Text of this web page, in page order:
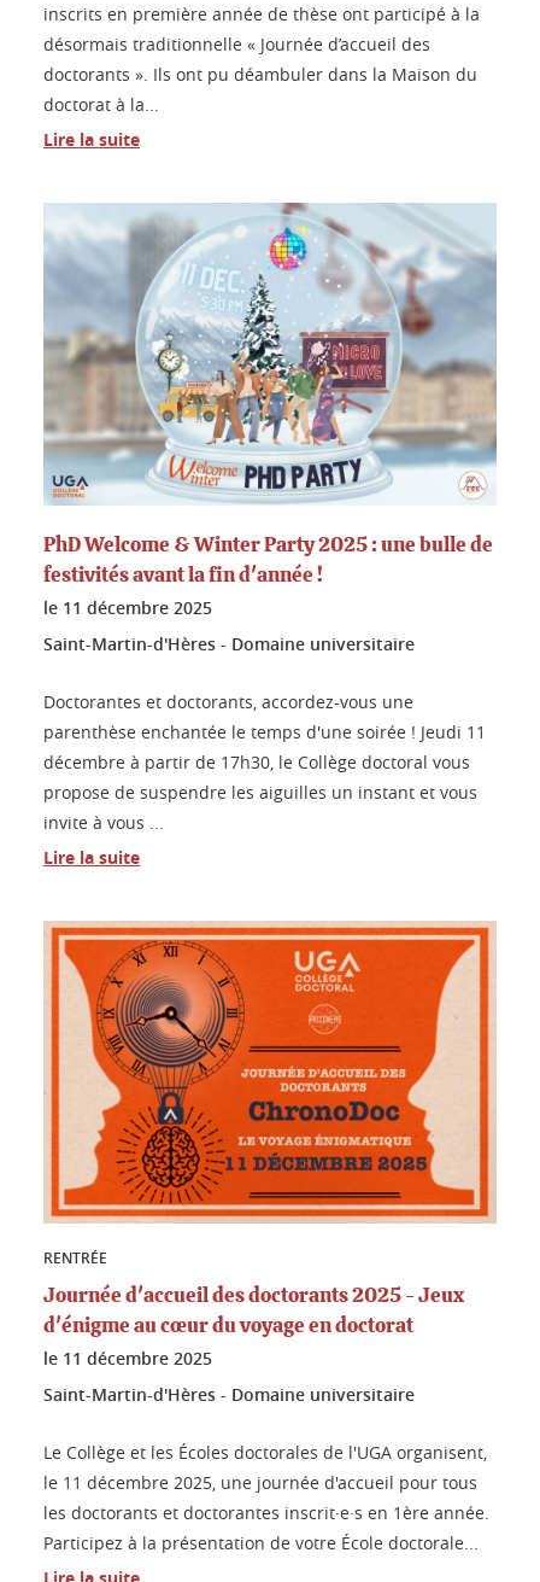
inscrits en première année de thèse ont participé à la
désormais traditionnelle « Journée d’accueil des
doctorants ». Ils ont pu déambuler dans la Maison du
doctorat à la...
Lire la suite
PhD Welcome & Winter Party 2025 : une bulle de
festivités avant la fin d'année !
le 11 décembre 2025
Saint-Martin-d'Hères - Domaine universitaire
Doctorantes et doctorants, accordez-vous une
parenthèse enchantée le temps d'une soirée ! Jeudi 11
décembre à partir de 17h30, le Collège doctoral vous
propose de suspendre les aiguilles un instant et vous
invite à vous ...
Lire la suite
RENTRÉE
Journée d'accueil des doctorants 2025 - Jeux
d'énigme au cœur du voyage en doctorat
le 11 décembre 2025
Saint-Martin-d'Hères - Domaine universitaire
Le Collège et les Écoles doctorales de l'UGA organisent,
le 11 décembre 2025, une journée d'accueil pour tous
les doctorants et doctorantes inscrit·e·s en 1ère année.
Participez à la présentation de votre École doctorale...